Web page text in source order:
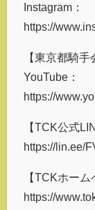
Instagram：
https://
【東京都騎
YouTube：
https://
【TCK公式
https://lin.ee/
【TCKホーム
https://